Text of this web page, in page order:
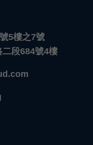
5樓之7號
段684號4樓